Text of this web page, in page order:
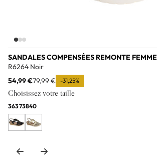
SANDALES COMPENSÉES REMONTE FEMME
R6264 Noir
54,99 €79,99 € -31,25%
Choisissez votre taille
36373840